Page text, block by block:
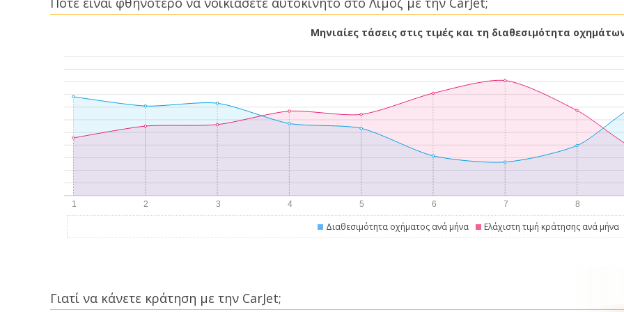
Μηνιαίες τάσεις στις τιμές και τη διαθεσιμότητα
Διαθεσιμότητα οχήματος ανά μήνα Ελάχιστη τιμή κράτησης ανά μήνα
Γιατί να κάνετε κράτηση με την CarJet;